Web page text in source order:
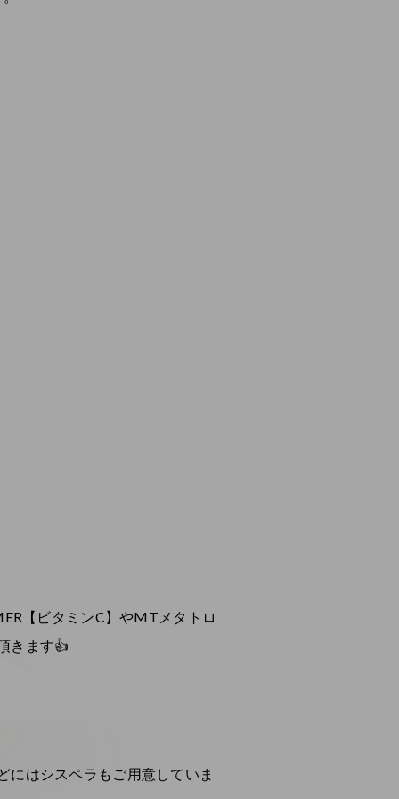
【ビタミンC】やMTメタトロ
きます👍
にはシスペラもご用意していま